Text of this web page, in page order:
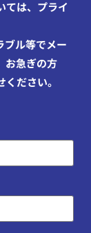
ては、プライ
ブル等でメー
お急ぎの方
ださい。